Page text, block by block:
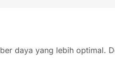
daya yang lebih optimal.